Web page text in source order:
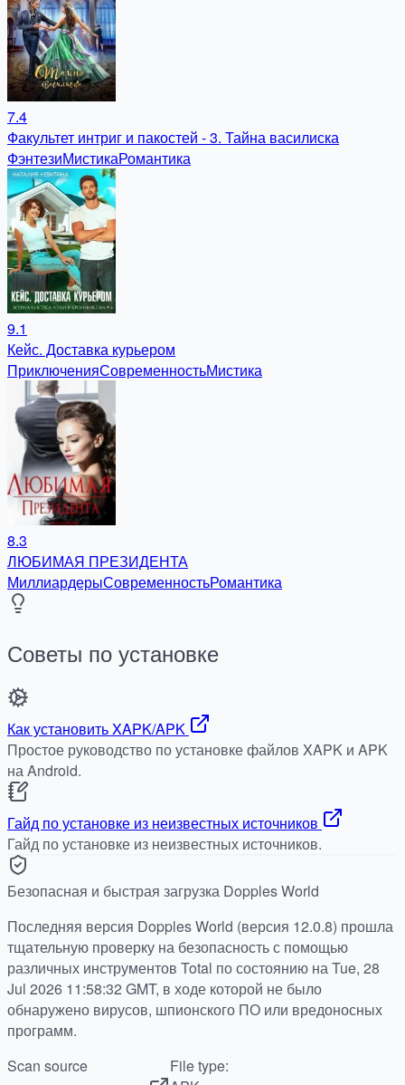
7.4
Факультет интриг и пакостей - 3. Тайна василиска
ФэнтезиМистикаРомантика
9.1
Кейс. Доставка курьером
ПриключенияСовременностьМистика
8.3
ЛЮБИМАЯ ПРЕЗИДЕНТА
МиллиардерыСовременностьРомантика
Советы по установке
Как установить XAPK/APK
Простое руководство по установке файлов XAPK и APK
на Android.
Гайд по установке из неизвестных источников
Гайд по установке из неизвестных источников.
Безопасная и быстрая загрузка Dopples World
Последняя версия Dopples World (версия 12.0.8) прошла
тщательную проверку на безопасность с помощью
различных инструментов Total по состоянию на Tue, 28
Jul 2026 11:58:32 GMT, в ходе которой не было
обнаружено вирусов, шпионского ПО или вредоносных
программ.
Scan source
File type: